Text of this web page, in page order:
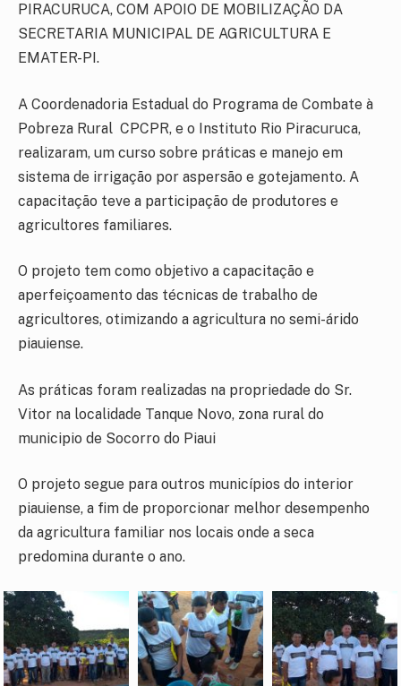
PIRACURUCA, COM APOIO DE MOBILIZAÇÃO DA
SECRETARIA MUNICIPAL DE AGRICULTURA E
EMATER-PI.
A Coordenadoria Estadual do Programa de Combate à
Pobreza Rural  CPCPR, e o Instituto Rio Piracuruca,
realizaram, um curso sobre práticas e manejo em
sistema de irrigação por aspersão e gotejamento. A
capacitação teve a participação de produtores e
agricultores familiares.
O projeto tem como objetivo a capacitação e
aperfeiçoamento das técnicas de trabalho de
agricultores, otimizando a agricultura no semi-árido
piauiense.
As práticas foram realizadas na propriedade do Sr.
Vitor na localidade Tanque Novo, zona rural do
municipio de Socorro do Piaui
O projeto segue para outros municípios do interior
piauiense, a fim de proporcionar melhor desempenho
da agricultura familiar nos locais onde a seca
predomina durante o ano.